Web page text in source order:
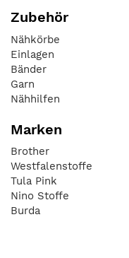
Zubehör
Nähkörbe
Einlagen
Bänder
Garn
Nähhilfen
Marken
Brother
Westfalenstoffe
Tula Pink
Nino Stoffe
Burda